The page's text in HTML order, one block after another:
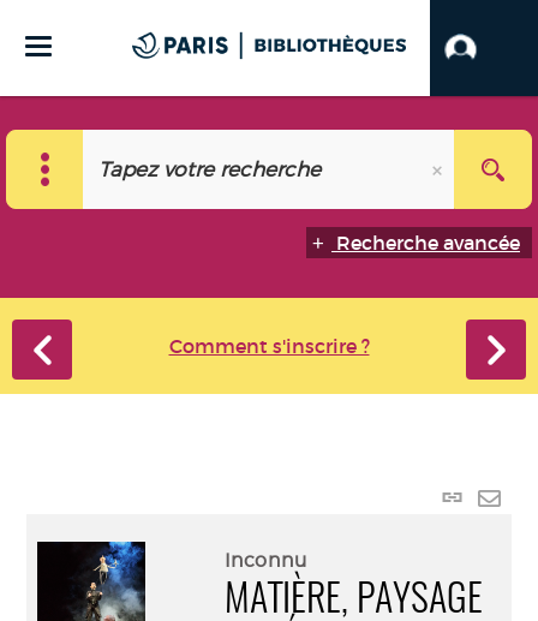
Recherche avancée
Comment s'inscrire ?
Lien
Inconnu
MATIÈRE, PAYSAGE